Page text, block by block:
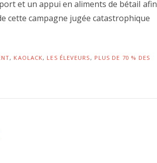
et un appui en aliments de bétail afin
cette campagne jugée catastrophique
, KAOLACK, LES ÉLEVEURS, PLUS DE 70 % DES